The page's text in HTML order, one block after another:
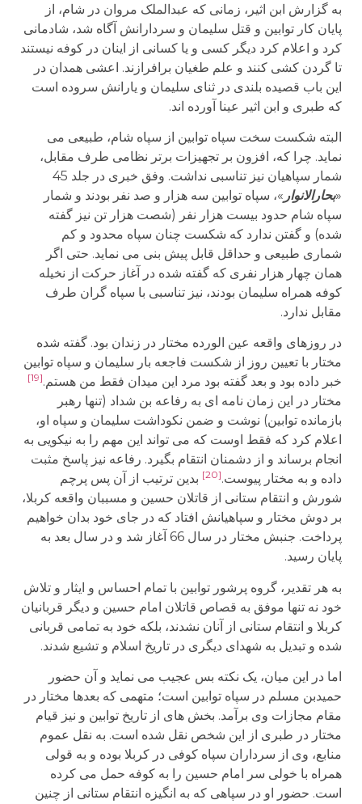
به گزارش ابن اثیر، زمانی که عبدالملک مروان در شام، از
پایان کار توابین و قتل سلیمان و سردارانش آگاه شد، شادمانی
کرد و اعلام کرد دیگر کسی و یا کسانی از اینان در کوفه نیستند
تا گردن کشی کنند و علم طغیان برافرازند. اعشی همدان در
این باب قصیده بلندی در ثنای سلیمان و یارانش سروده است
که طبری و ابن اثیر عینا آورده اند.
البته شکست سخت سپاه توابین از سپاه شام، طبیعی می
نماید. چرا که، افزون بر تجهیزات برتر نظامی طرف مقابل،
شمار سپاهیان نیز تناسبی نداشت. وفق خبری در جلد 45
«بحارالانوار »، سپاه توابین سه هزار و صد نفر بودند و شمار
سپاه شام حدود بیست هزار نفر (شصت هزار تن نیز گفته
شده) و گفتن ندارد که شکست چنان سپاه محدود و کم
شماری طبیعی و حداقل قابل پیش بنی می نماید. حتی اگر
همان چهار هزار نفری که گفته شده در آغاز حرکت از نخیله
کوفه همراه سلیمان بودند، نیز تناسبی با سپاه گران طرف
مقابل ندارد.
در روزهای واقعه عین الورده مختار در زندان بود. گفته شده
مختار با تعیین روز از شکست فاجعه بار سلیمان و سپاه توابین
خبر داده بود و بعد گفته بود مرد این میدان فقط من هستم.[19]
مختار در این زمان نامه ای به رفاعه بن شداد (تنها رهبر
بازمانده توابین) نوشت و ضمن نکوداشت سلیمان و سپاه او،
اعلام کرد که فقط اوست که می تواند این مهم را به نیکویی به
انجام برساند و از دشمنان انتقام بگیرد. رفاعه نیز پاسخ مثبت
داده و به مختار پیوست.[20]
بدین ترتیب از آن پس پرچم
شورش و انتقام ستانی از قاتلان حسین و مسببان واقعه کربلا،
بر دوش مختار و سپاهیانش افتاد که در جای خود بدان خواهیم
پرداخت. جنبش مختار در سال 66 آغاز شد و در سال بعد به
پایان رسید.
به هر تقدیر، گروه پرشور توابین با تمام احساس و ایثار و تلاش
خود نه تنها موفق به قصاص قاتلان امام حسین و دیگر قربانیان
کربلا و انتقام ستانی از آنان نشدند، بلکه خود به تمامی قربانی
شده و تبدیل به شهدای دیگری در تاریخ اسلام و تشیع شدند.
اما در این میان، یک نکته بس عجیب می نماید و آن حضور
حمیدبن مسلم در سپاه توابین است؛ متهمی که بعدها مختار در
مقام مجازات وی برآمد. بخش های از تاریخ توابین و نیز قیام
مختار در طبری از این شخص نقل شده است. به نقل عموم
منابع، وی از سرداران سپاه کوفی در کربلا بوده و به قولی
همراه با خولی سر امام حسین را به کوفه حمل می کرده
است. حضور او در سپاهی که به انگیزه انتقام ستانی از چنین